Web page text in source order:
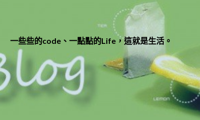
一些些的code、一點點的Life，這就是生活。